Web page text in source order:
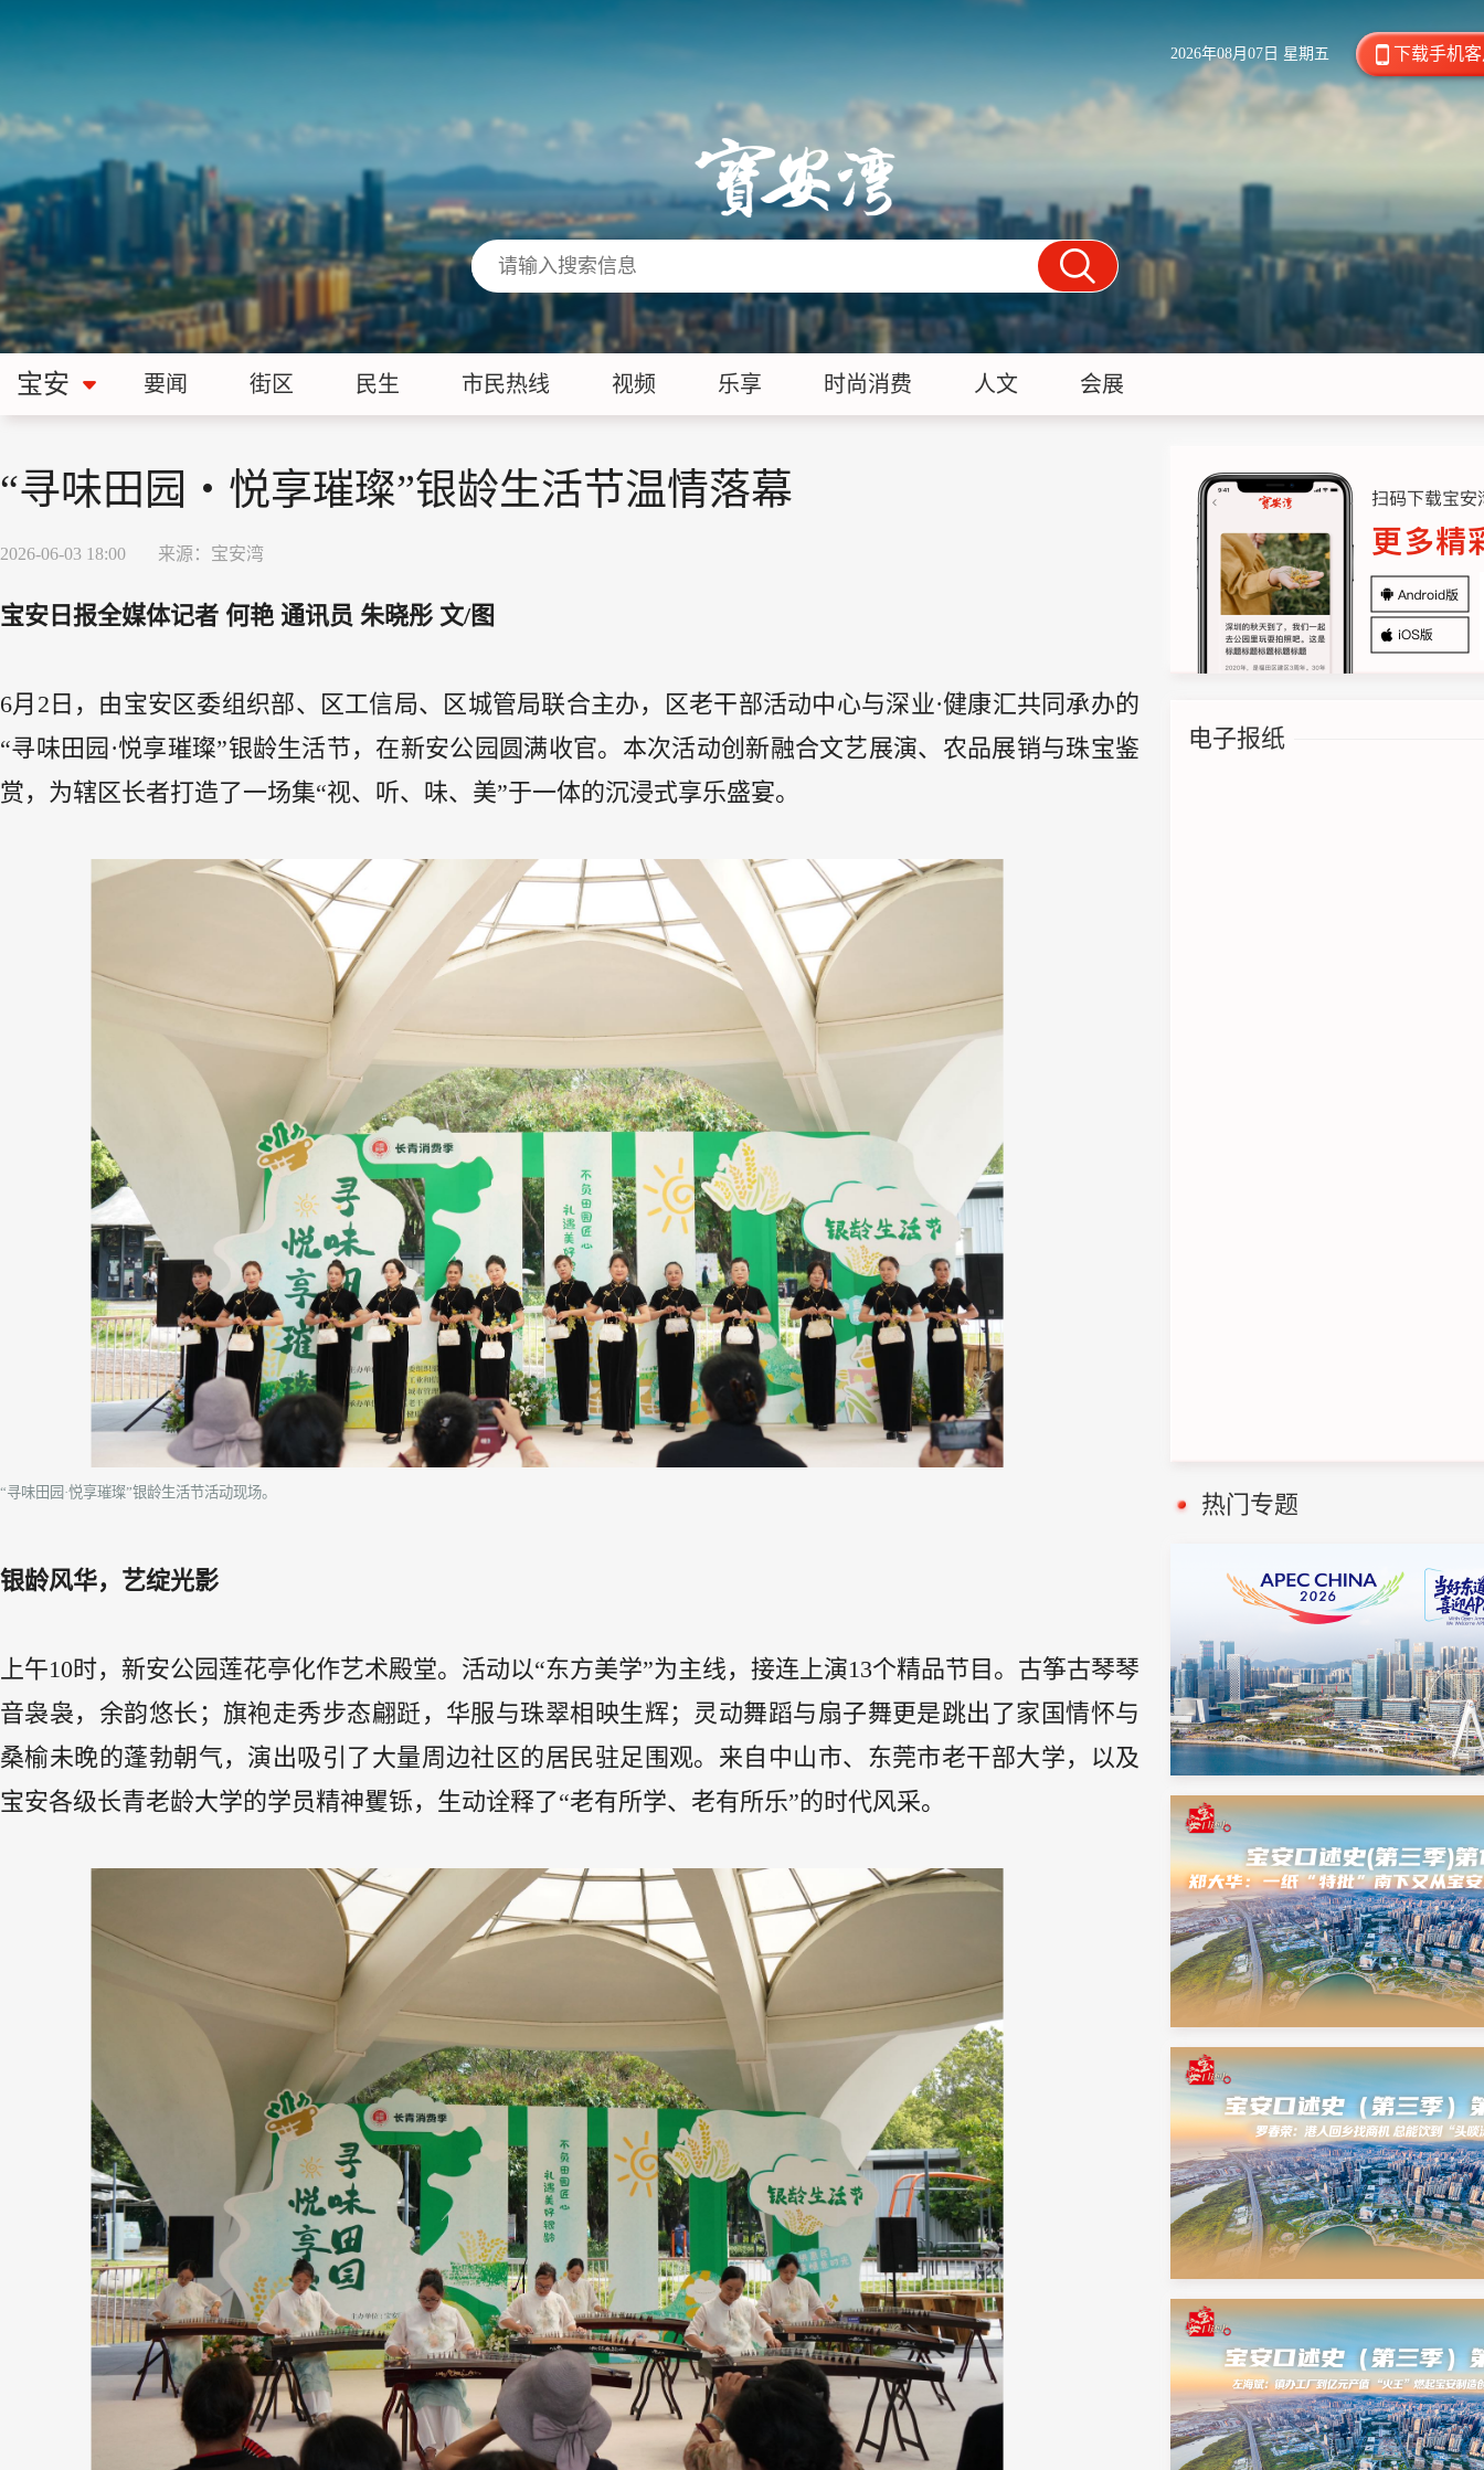
2026年08月07日 星期五 下载手机
宝安 要闻 街区 民生 市民热线 视频 乐享 时尚消费 人文 会展
“寻味田园・悦享璀璨”银龄生活节温情落幕
2026-06-03 18:00 来源： 宝安湾
宝安日报全媒体记者 何艳 通讯员 朱晓彤 文/图
6月2日，由宝安区委组织部、区工信局、区城管局联合主办，区老干部活动中心与深业·健康汇共同承办的
“寻味田园·悦享璀璨”银龄生活节，在新安公园圆满收官。本次活动创新融合文艺展演、农品展销与珠宝鉴
赏，为辖区长者打造了一场集“视、听、味、美”于一体的沉浸式享乐盛宴。
“寻味田园·悦享璀璨”银龄生活节活动现场。
银龄风华，艺绽光影
上午10时，新安公园莲花亭化作艺术殿堂。活动以“东方美学”为主线，接连上演13个精品节目。古筝古琴琴
音袅袅，余韵悠长；旗袍走秀步态翩跹，华服与珠翠相映生辉；灵动舞蹈与扇子舞更是跳出了家国情怀与
桑榆未晚的蓬勃朝气，演出吸引了大量周边社区的居民驻足围观。来自中山市、东莞市老干部大学，以及
宝安各级长青老龄大学的学员精神矍铄，生动诠释了“老有所学、老有所乐”的时代风采。
电子报纸
热门专题